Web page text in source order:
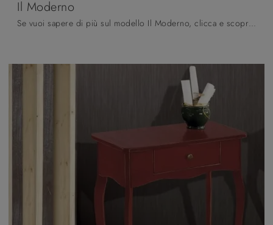
Il Moderno
Se vuoi sapere di più sul modello Il Moderno, clicca e scopri i Comodini e comò Fratelli Mirandola ideali per la tua zona notte.